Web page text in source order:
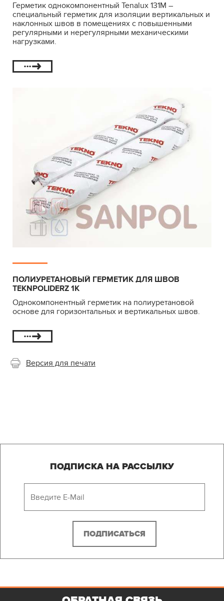
Герметик однокомпонентный Tenalux 131М –
специальный герметик для изоляции вертикальных и
наклонных швов в помещениях с повышенными
регулярными и нерегулярными механическими
нагрузками.
ПОЛИУРЕТАНОВЫЙ ГЕРМЕТИК ДЛЯ ШВОВ
TEKNPOLIDERZ 1K
Однокомпонентный герметик на полиуретановой
основе для горизонтальных и вертикальных швов.
Версия для печати
ПОДПИСКА НА РАССЫЛКУ